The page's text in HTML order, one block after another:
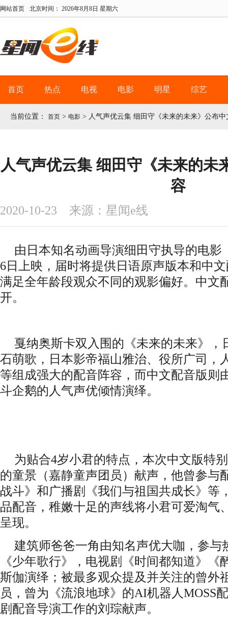
网站首页 北京时间： 2026年8月8日 星期六
首页 热点 电视 电影 明星 综艺
当前位置： 首页 > 电影 > 人气声优云集 细田守《未来的未来》公布
人气声优云集 细田守《未来的未
容
2020-10-23 来源：星闻e线
由 日本知名动画导演细田守执导的电影
6日上映 ， 届时将提供日语原声版本和中
满足全年龄段观众不同的观影偏好。中文
开。
戛纳奥斯卡双入围的《未来的未来》，
石萌歌，日本影帝福山雅治、役所广司，
等组成强大的配音阵容，而中文配音版则
斗企鹅的人气声优倾情演绎。
为贴合4岁小君的特点，本次中文版特
的童景（嘉静童声团员） 献声 ，他曾参与
战斗》和广播剧《我们与祖国共成长》等
品配音，稚嫩十足的声线将小君可爱淘气
呈现。
建筑师爸爸一角由知名声优大咖，参与
《少年歌行》，电视剧《时间都知道》《
斯伽演绎；被最多观众提及并关注的曾外
员，曾为《流浪地球》的AI机器人MOSS
剧配音导演工作的刘琮献声。